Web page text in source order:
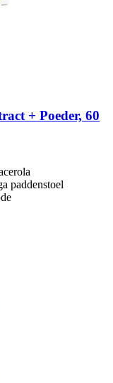
+ Poeder, 60
paddenstoel